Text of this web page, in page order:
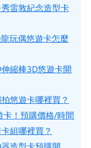
雷敦紀念造型卡
玩偶悠遊卡怎麼
縮棒3D悠遊卡開
悠遊卡哪裡買？
卡！預購價格/時間
組哪裡買？